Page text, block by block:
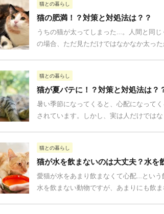
猫との暮らし
猫の肥満！？対策と対処法は？？
うちの猫が太ってしまった…。人間と同
の場合、ただ見ただけではなかなか太っ
猫との暮らし
猫が夏バテに！？対策と対処法は？
暑い季節になってくると、心配になって
されています。しかし、実は人だけでは
猫との暮らし
猫が水を飲まないのは大丈夫？水を
愛猫が水をあまり飲まなくて心配…とい
水を飲まない動物ですが、あまりにも飲